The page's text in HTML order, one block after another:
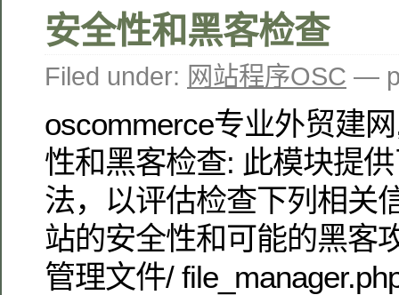
安全性和黑客检查
Filed under: 网站程序OSC —
oscommerce专业外贸建
性和黑客检查: 此模块提
法，以评估检查下列相关
站的安全性和可能的黑客
管理文件/